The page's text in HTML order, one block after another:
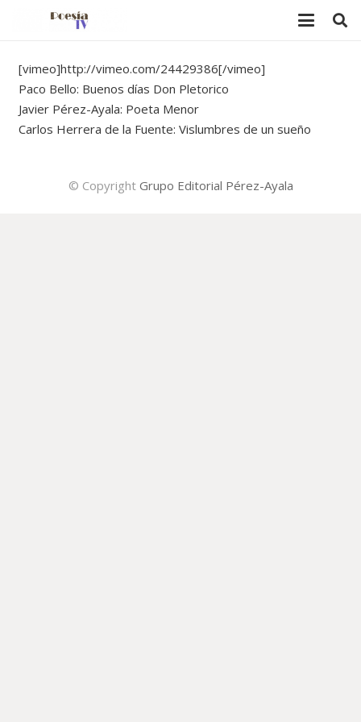
[vimeo]http://vimeo.com/24429386[/vimeo]
Paco Bello: Buenos días Don Pletorico
Javier Pérez-Ayala: Poeta Menor
Carlos Herrera de la Fuente: Vislumbres de un sueño
© Copyright Grupo Editorial Pérez-Ayala